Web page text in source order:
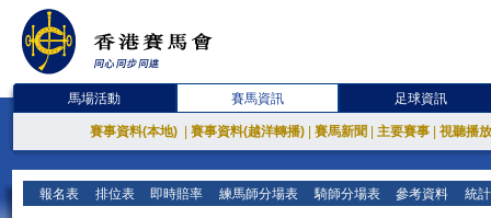
馬場活動 賽馬資訊 足球資訊
賽事資料(本地) 賽事資料(越洋轉播) 賽馬新聞 主要賽事 視聽播
報名表 排位表 即時賠率 練馬師分場表 騎師分場表 參考資料 統